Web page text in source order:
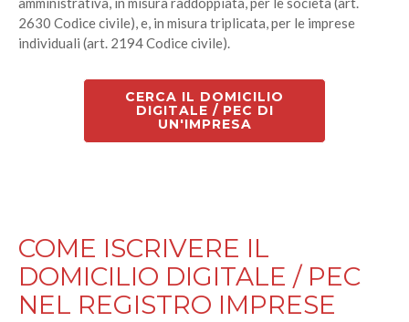
2630 Codice civile), e, in misura triplicata, per le imprese
individuali (art. 2194 Codice civile).
CERCA IL DOMICILIO
DIGITALE / PEC DI
UN'IMPRESA
COME ISCRIVERE IL
DOMICILIO DIGITALE / PEC
NEL REGISTRO IMPRESE